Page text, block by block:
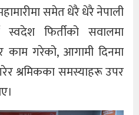
समेत धेरै धेरै नेपाली
स्वदेश फिर्तीको सवालमा
गरेको, आगामी दिनमा
श्रमिकका समस्याहरू उपर